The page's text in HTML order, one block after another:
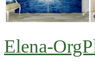
Elena-